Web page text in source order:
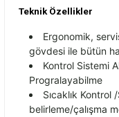
Teknik Özellikler
Ergonomik,
gövdesi ile bütün
Kontrol Sistemi
Progralayabilme
Sıcaklık
belirleme/çalışma